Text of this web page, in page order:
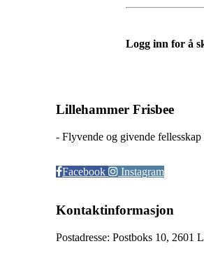
Logg inn for å
Lillehammer Frisbee
- Flyvende og givende
Facebook Instagram
Kontaktinformasjon
Postadresse: Postboks 10, 2601